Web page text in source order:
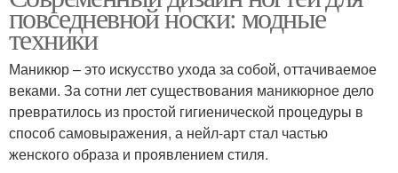
повседневной носки: модные
техники
Маникюр – это искусство ухода за собой, оттачиваемое
веками. За сотни лет существования маникюрное дело
превратилось из простой гигиенической процедуры в
способ самовыражения, а нейл-арт стал частью
женского образа и проявлением стиля.